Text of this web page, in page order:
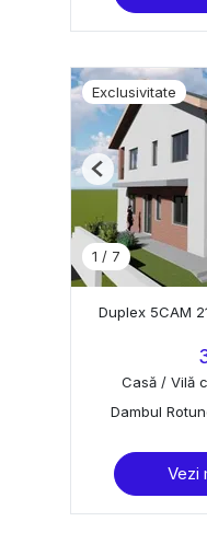
Exclusivitate
1 / 7
Previous
Duplex 5CAM
Casă / Vilă
Dambul
Vezi